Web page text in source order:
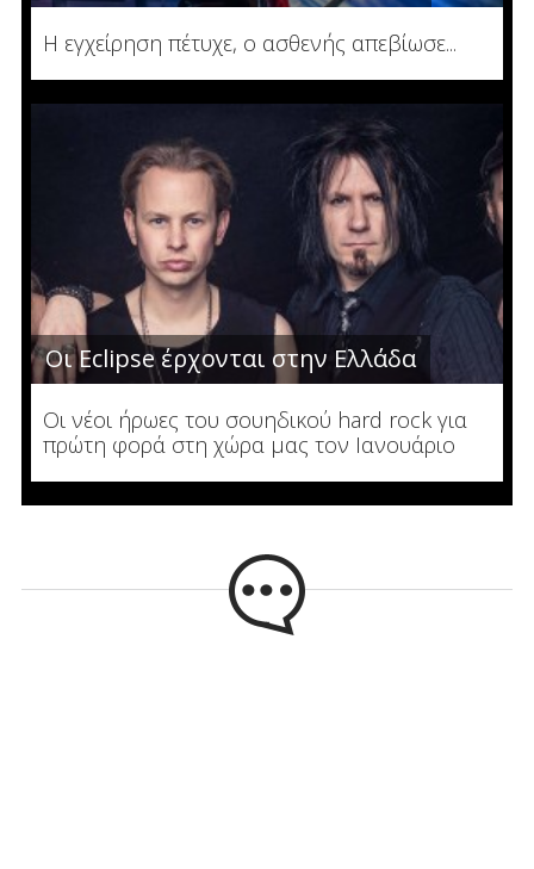
Η εγχείρηση πέτυχε, ο ασθενής απεβίωσε...
Οι Eclipse έρχονται στην Ελλάδα
Οι νέοι ήρωες του σουηδικού hard rock για
πρώτη φορά στη χώρα μας τον Ιανουάριο